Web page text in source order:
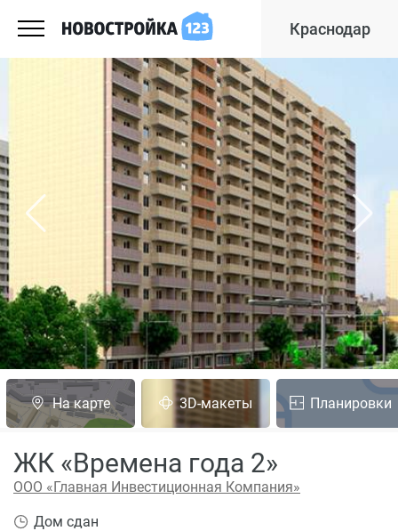
Краснодар
На карте 3D-макеты Планировки
ЖК «Времена года 2»
ООО «Главная Инвестиционная Компания»
Дом сдан